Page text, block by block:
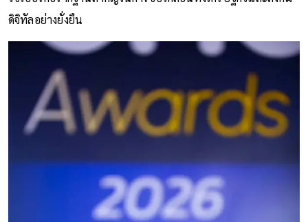
ดิจิทัลอย่างยั่งยืน